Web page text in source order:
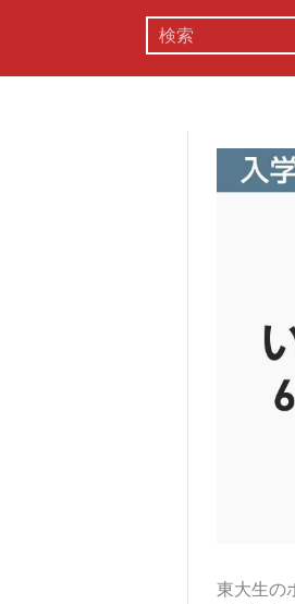
東大生の